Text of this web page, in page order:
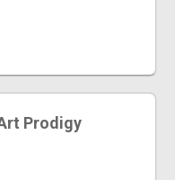
Prodigy